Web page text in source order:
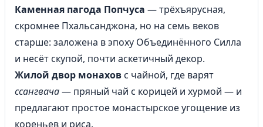
Каменная пагода Попчуса — трёхъярусная,
скромнее Пхальсанджона, но на семь веков
старше: заложена в эпоху Объединённого Силла
и несёт скупой, почти аскетичный декор.
Жилой двор монахов с чайной, где варят
ссангвача— пряный чай с корицей и хурмой — и
предлагают простое монастырское угощение из
кореньев и риса.